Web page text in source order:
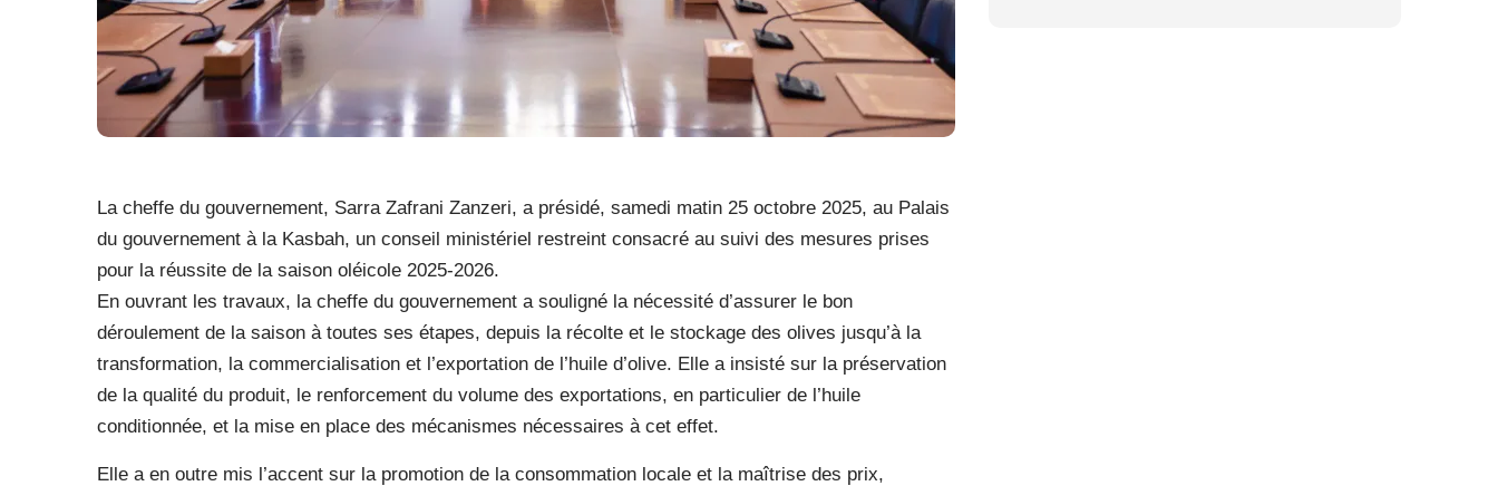
La cheffe du gouvernement, Sarra Zafrani Zanzeri, a présidé, samedi matin 25 octobre 2025, au Palais
du gouvernement à la Kasbah, un conseil ministériel restreint consacré au suivi des mesures prises
pour la réussite de la saison oléicole 2025-2026.
En ouvrant les travaux, la cheffe du gouvernement a souligné la nécessité d’assurer le bon
déroulement de la saison à toutes ses étapes, depuis la récolte et le stockage des olives jusqu’à la
transformation, la commercialisation et l’exportation de l’huile d’olive. Elle a insisté sur la préservation
de la qualité du produit, le renforcement du volume des exportations, en particulier de l’huile
conditionnée, et la mise en place des mécanismes nécessaires à cet effet.
Elle a en outre mis l’accent sur la promotion de la consommation locale et la maîtrise des prix,